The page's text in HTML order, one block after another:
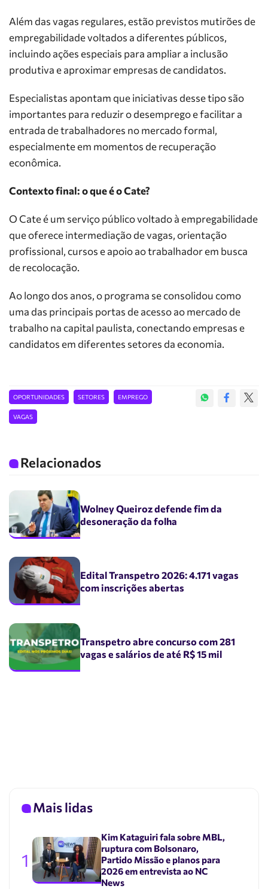
Além das vagas regulares, estão previstos mutirões de
empregabilidade voltados a diferentes públicos,
incluindo ações especiais para ampliar a inclusão
produtiva e aproximar empresas de candidatos.
Especialistas apontam que iniciativas desse tipo são
importantes para reduzir o desemprego e facilitar a
entrada de trabalhadores no mercado formal,
especialmente em momentos de recuperação
econômica.
Contexto final: o que é o Cate?
O Cate é um serviço público voltado à empregabilidade
que oferece intermediação de vagas, orientação
profissional, cursos e apoio ao trabalhador em busca
de recolocação.
Ao longo dos anos, o programa se consolidou como
uma das principais portas de acesso ao mercado de
trabalho na capital paulista, conectando empresas e
candidatos em diferentes setores da economia.
OPORTUNIDADES SETORES EMPREGO
VAGAS
Relacionados
Wolney Queiroz defende fim da
desoneração da folha
Edital Transpetro 2026: 4.171 vagas
com inscrições abertas
Transpetro abre concurso com 281
vagas e salários de até R$ 15 mil
Mais lidas
1
Kim Kataguiri fala sobre MBL,
ruptura com Bolsonaro,
Partido Missão e planos para
2026 em entrevista ao NC
News